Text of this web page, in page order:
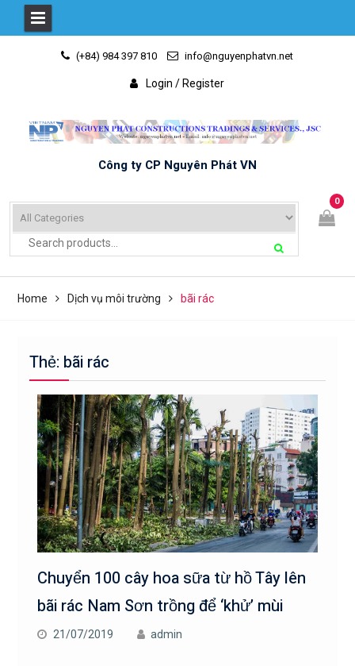
(+84) 984 397 810 info@nguyenphatvn.net
Login / Register
Công ty CP Nguyên Phát VN
0
Home Dịch vụ môi trường bãi rác
Thẻ: bãi rác
Chuyển 100 cây hoa sữa từ hồ Tây lên
bãi rác Nam Sơn trồng để ‘khử’ mùi
21/07/2019 admin